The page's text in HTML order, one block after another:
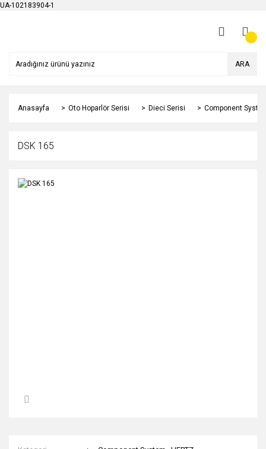
UA-102183904-1
ARA
Anasayfa Oto Hoparlör Serisi Dieci Serisi Component
DSK 165